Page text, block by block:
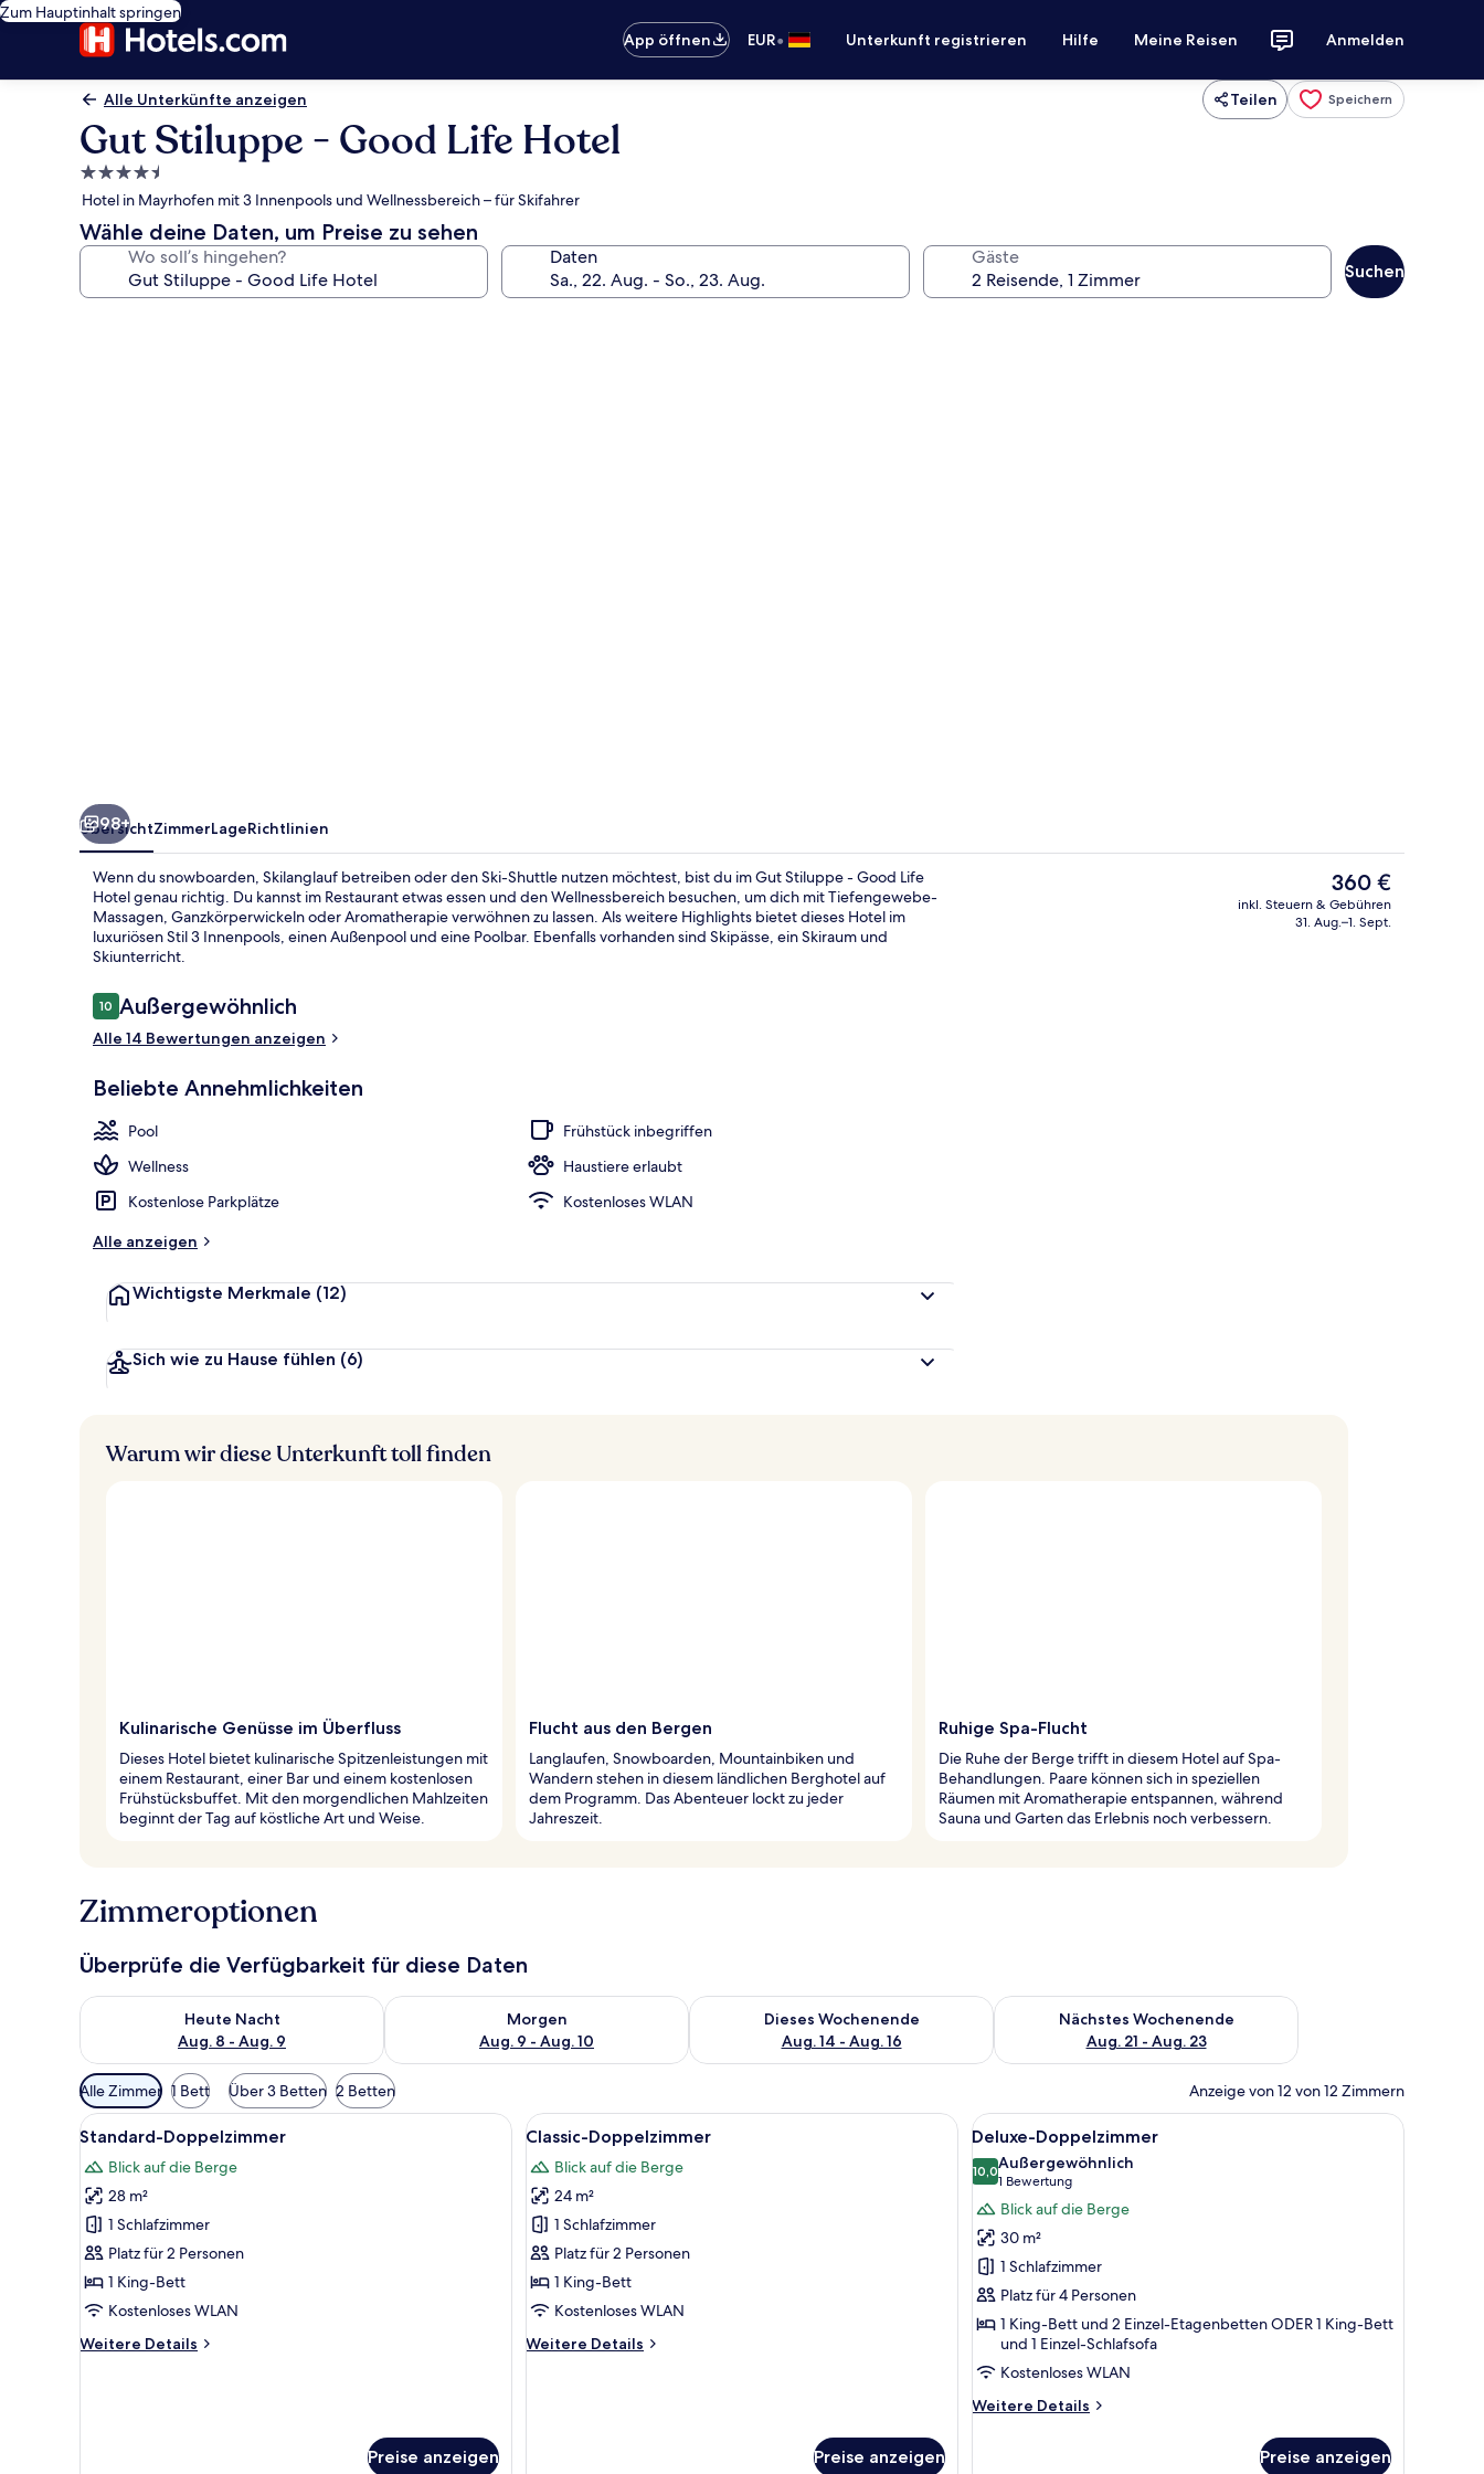
Zum Hauptinhalt springen
App öffnen
EUR• Unterkunft registrieren Hilfe Meine Reisen Anmelden
Alle Unterkünfte anzeigen Teilen Speichern
Gut Stiluppe - Good Life Hotel
4.5-
Sterne-
Unterkunft
Hotel in Mayrhofen mit 3 Innenpools und Wellnessbereich – für Skifahrer
Wähle deine Daten, um Preise zu sehen
Wo soll’s hingehen? Daten Gäste
Suchen
98+
ÜbersichtZimmerLageRichtlinien
Wenn du snowboarden, Skilanglauf betreiben oder den Ski-Shuttle nutzen möchtest, bist du im Gut Stiluppe - Good Life
Hotel genau richtig. Du kannst im Restaurant etwas essen und den Wellnessbereich besuchen, um dich mit Tiefengewebe-
Massagen, Ganzkörperwickeln oder Aromatherapie verwöhnen zu lassen. Als weitere Highlights bietet dieses Hotel im
luxuriösen Stil 3 Innenpools, einen Außenpool und eine Poolbar. Ebenfalls vorhanden sind Skipässe, ein Skiraum und
Skiunterricht.
Bewertungen
1010 von 10.
Außergewöhnlich
Alle 14 Bewertungen anzeigen
Beliebte Annehmlichkeiten
Pool
Frühstück inbegriffen
Wellness
Haustiere erlaubt
Kostenlose Parkplätze
Kostenloses WLAN
Alle anzeigen
Wichtigste Merkmale (12)
Sich wie zu Hause fühlen (6)
Der
aktuelle
Preis
360 €
inkl. Steuern & Gebühren
31. Aug.–1. Sept.
Warum wir diese Unterkunft toll finden
Kulinarische Genüsse im Überfluss
Dieses Hotel bietet kulinarische Spitzenleistungen mit
einem Restaurant, einer Bar und einem kostenlosen
Frühstücksbuffet. Mit den morgendlichen Mahlzeiten
beginnt der Tag auf köstliche Art und Weise.
Flucht aus den Bergen
Langlaufen, Snowboarden, Mountainbiken und
Wandern stehen in diesem ländlichen Berghotel auf
dem Programm. Das Abenteuer lockt zu jeder
Jahreszeit.
Ruhige Spa-Flucht
Die Ruhe der Berge trifft in diesem Hotel auf Spa-
Behandlungen. Paare können sich in speziellen
Räumen mit Aromatherapie entspannen, während
Sauna und Garten das Erlebnis noch verbessern.
Zimmeroptionen
Überprüfe die Verfügbarkeit für diese Daten
Heute Nacht
Aug. 8 - Aug. 9
Überprüfe die Verfügbarkeit für heute Nacht, Aug. 8 - Aug. 9.
Morgen
Aug. 9 - Aug. 10
Überprüfe die Verfügbarkeit für morgen, Aug. 9 - Aug. 10.
Dieses Wochenende
Aug. 14 - Aug. 16
Überprüfe die Verfügbarkeit für dieses Wochenende, Aug. 14 - Aug. 16.
Nächstes Wochenende
Aug. 21 - Aug. 23
Überprüfe die Verfügbarkeit für nächstes Wochenende, Aug.
Verfügbare
Filter
für
Alle Zimmer 1 Bett Über 3 Betten 2 Betten Anzeige von 12 von 12 Zimmern
Alle
Fotos
für
Standard-
Doppelzimmer
anzeigen
Ein Hotelzimmer mit einem Bett, einem Sessel, einem kleinen Tisch mit Blumenvase, einem an der Wand befestigten Fernseher und einer Lampe.
7
Standard-Doppelzimmer
Blick auf die Berge
28 m²
1 Schlafzimmer
Platz für 2 Personen
1 King-Bett
Kostenloses WLAN
Weitere Details
Weitere
Preise anzeigen
Alle
Fotos
für
Classic-
Doppelzimmer
anzeigen
Ein Hotelzimmer mit einem Bett, einem Schreibtisch, einem Stuhl, einer Lampe und einem fenster mit Vorhängen.
8
Classic-Doppelzimmer
Blick auf die Berge
24 m²
1 Schlafzimmer
Platz für 2 Personen
1 King-Bett
Kostenloses WLAN
Weitere Details
Weitere
Preise anzeigen
Alle
Fotos
für
Deluxe-
Doppelzimmer
anzeigen
Ein Schlafzimmer mit einem Bett, einem
8
Deluxe-Doppelzimmer
10,010,0 von 10
Außergewöhnlich
1 Bewertung
(1
Bewertung)
Blick auf die Berge
30 m²
1 Schlafzimmer
Platz für 4 Personen
1 King-Bett und 2 Einzel-Etagenbetten ODER 1 King-Bett
und 1 Einzel-Schlafsofa
Kostenloses WLAN
Weitere Details
Weitere
Preise anzeigen